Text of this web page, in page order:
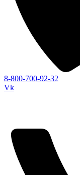
8-800-700-92-32
Vk